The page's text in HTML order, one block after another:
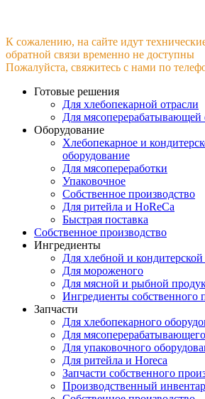
К сожалению, на сайте идут
обратной связи временно не доступны
Пожалуйста, свяжитесь с нами по
Готовые решения
Для хлебопекарной отрасли
Для мясоперерабатывающей
Оборудование
Хлебопекарное и
оборудование
Для мясопереработки
Упаковочное
Собственное производство
Для ритейла и HoReCa
Быстрая поставка
Собственное производство
Ингредиенты
Для хлебной и
Для мороженого
Для мясной и рыбной
Ингредиенты собственного
Запчасти
Для хлебопекарного
Для
Для упаковочного
Для ритейла и Horeca
Запчасти собственного
Производственный